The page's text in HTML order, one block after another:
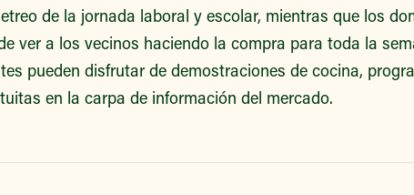
de la jornada laboral y escolar, mientras que los
ver a los vecinos haciendo la compra para toda la
pueden disfrutar de demostraciones de cocina,
en la carpa de información del mercado.